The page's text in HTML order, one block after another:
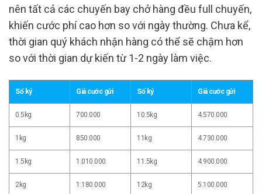
nên tất cả các chuyến bay chở hàng đều full chuyến,
khiến cước phí cao hơn so với ngày thường. Chưa kể,
thời gian quý khách nhận hàng có thể sẽ chậm hơn
so với thời gian dự kiến từ 1-2 ngày làm việc.
Số ký Giá cước gửi Số ký Giá cước gửi
0.5kg 700.000 10.5kg 4.570.000
1kg 850.000 11kg 4.730.000
1.5kg 1.010.000 11.5kg 4.900.000
2kg 1.180.000 12kg 5.100.000